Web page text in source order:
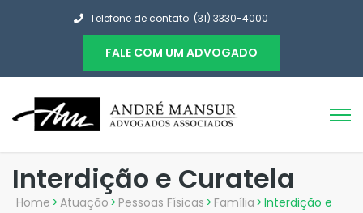
Telefone de contato: (31) 3330-4000
FALE COM UM ADVOGADO
Interdição e Curatela
Home > Atuação > Pessoas Físicas > Família > Interdição e